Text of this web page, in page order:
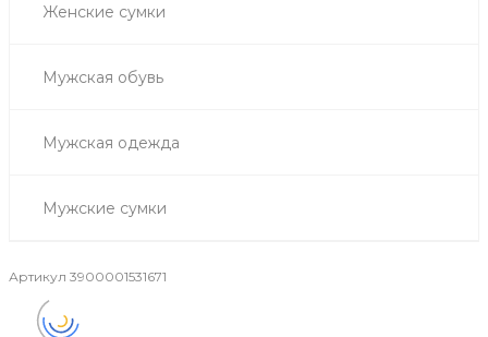
Женские сумки
Мужская обувь
Мужская одежда
Мужские сумки
Артикул 3900001531671